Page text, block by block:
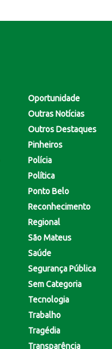
Oportunidade
Outras Notícias
Outros Destaques
Pinheiros
Polícia
Política
Ponto Belo
Reconhecimento
Regional
São Mateus
Saúde
Segurança Pública
Sem Categoria
Tecnologia
Trabalho
Tragédia
Transparência